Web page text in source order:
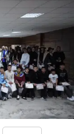
Bursa
Çanakkale
Çankırı
Çorum
Denizli
Diyarbakır